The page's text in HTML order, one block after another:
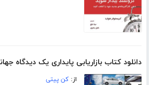
دانلود کتاب بازاریابی پایداری یک دیدگاه
از:کن پیتی